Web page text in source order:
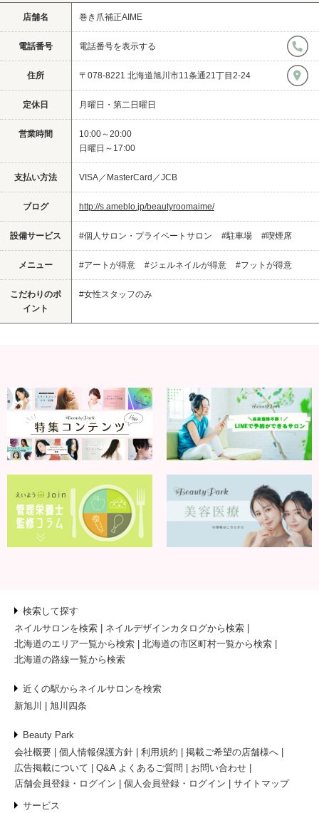
店舗名 巻き爪補正AIME
電話番号 電話番号を表示する
住所 〒078-8221 北海道旭川市11条通21丁目2-24
定休日 月曜日・第二日曜日
営業時間
10:00～20:00
日曜日～17:00
支払い方法 VISA／MasterCard／JCB
ブログ http://s.ameblo.jp/beautyroomaime/
設備サービス #個人サロン・プライベートサロン #駐車場 #喫煙席
メニュー #アートが得意 #ジェルネイルが得意 #フットが得意
こだわりのポ
イント
#女性スタッフのみ
検索して探す
ネイルサロンを検索
ネイルデザインカタログから検索
北海道のエリア一覧から検索
北海道の市区町村一覧から検索
北海道の路線一覧から検索
近くの駅からネイルサロンを検索
新旭川
旭川四条
Beauty Park
会社概要
個人情報保護方針 利用規約
掲載ご希望の店舗様へ
広告掲載について
Q&A よくあるご質問
お問い合わせ
店舗会員登録・ログイン
個人会員登録・ログイン サイトマップ
サービス